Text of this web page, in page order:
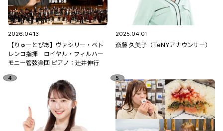
2026.04.13
【りゅーとぴあ】ヴァシリー・ペト
レンコ指揮 ロイヤル・フィルハー
モニー管弦楽団 ピアノ：辻󠄀井伸行
2025.04.01
斎藤 久美子（TeNYアナウンサー）